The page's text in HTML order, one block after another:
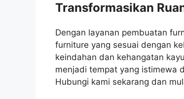
Transformasikan
Dengan layanan pembuatan
furniture yang sesuai dengan
keindahan dan kehangatan
menjadi tempat yang istimewa
Hubungi kami sekarang dan